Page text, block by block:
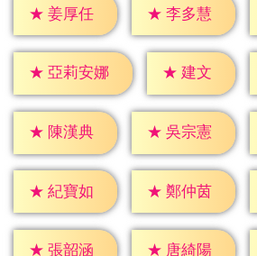
★ 姜厚任 ★ 李多慧
★ 亞莉安娜 ★ 建文
★ 陳漢典 ★ 吳宗憲
★ 紀寶如 ★ 鄭仲茵
★ 張韶涵 ★ 唐綺陽